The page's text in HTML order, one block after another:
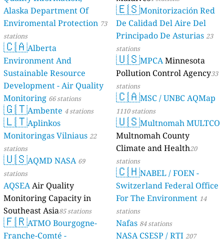
Alaska Department Of
Enviromental Protection 73
stations
🇨🇦Alberta
Environment And
Sustainable Resource
Development - Air Quality
Monitoring 66 stations
🇬🇹Ambente 4 stations
🇱🇹Aplinkos
Monitoringas Vilniaus 22
stations
🇺🇸AQMD NASA 69
stations
AQSEAAir Quality
Monitoring Capacity in
Southeast Asia85 stations
🇫🇷ATMO Bourgogne-
Franche-Comté -
🇪🇸Monitorización Red
De Calidad Del Aire Del
Principado De Asturias 23
stations
🇺🇸MPCAMinnesota
Pollution Control Agency33
stations
🇨🇦MSC / UNBC AQMap
1110 stations
🇺🇸Multnomah MULTCO
Multnomah County
Climate and Health20
stations
🇨🇭NABEL / FOEN -
Switzerland Federal Office
For The Environment 14
stations
Nafas 84 stations
NASA CSESP / RTI 207